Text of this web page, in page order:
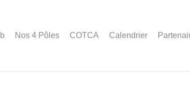
Nos 4 Pôles COTCA Calendrier